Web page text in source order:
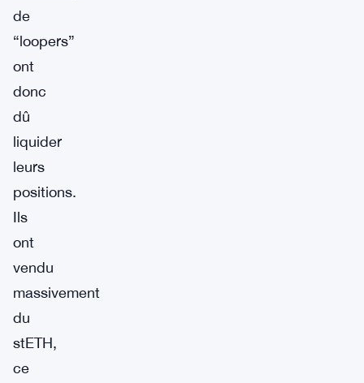
de
“loopers”
ont
donc
dû
liquider
leurs
positions.
Ils
ont
vendu
massivement
du
stETH,
ce